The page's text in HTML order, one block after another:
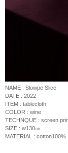
NAME : Slowpe Slice
DATE : 2022
ITEM : tablecloth
COLOR : wine
TECHNQUE : screen
SIZE : w130㎝
MATERIAL : cotton100%